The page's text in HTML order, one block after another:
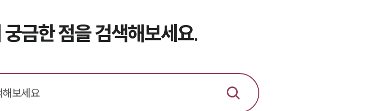
금한 점을 검색해보세요.